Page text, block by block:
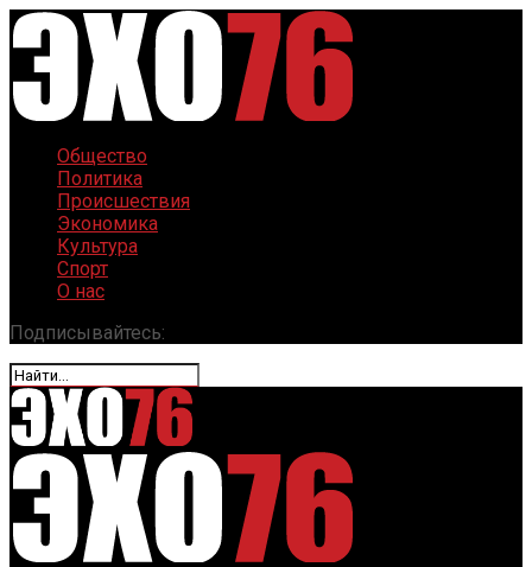
Общество
Политика
Происшествия
Экономика
Культура
Спорт
О нас
Подписывайтесь: